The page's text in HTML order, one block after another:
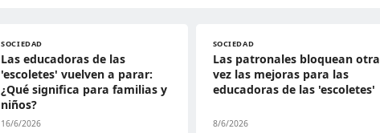
SOCIEDAD
Las educadoras de las
'escoletes' vuelven a parar:
¿Qué significa para familias y
niños?
16/6/2026
SOCIEDAD
Las patronales bloquean otra
vez las mejoras para las
educadoras de las 'escoletes'
8/6/2026